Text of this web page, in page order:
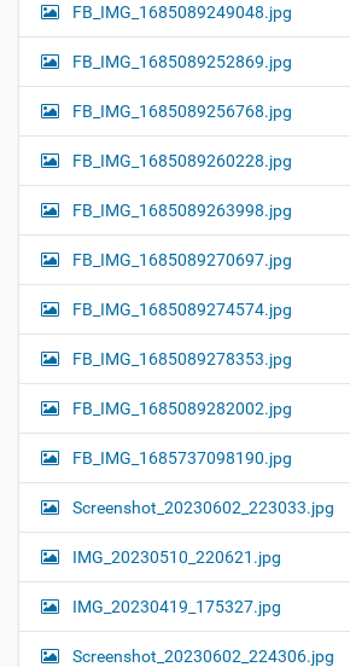
FB_IMG_1685089249048.jpg
FB_IMG_1685089252869.jpg
FB_IMG_1685089256768.jpg
FB_IMG_1685089260228.jpg
FB_IMG_1685089263998.jpg
FB_IMG_1685089270697.jpg
FB_IMG_1685089274574.jpg
FB_IMG_1685089278353.jpg
FB_IMG_1685089282002.jpg
FB_IMG_1685737098190.jpg
Screenshot_20230602_223033.jpg
IMG_20230510_220621.jpg
IMG_20230419_175327.jpg
Screenshot_20230602_224306.jpg